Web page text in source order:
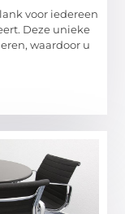
voor iedereen
Deze unieke
waardoor u